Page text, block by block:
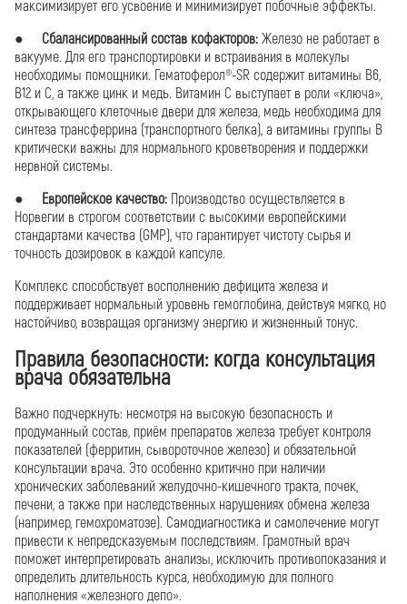
максимизирует его усвоение и минимизирует побочные эффекты.
● Сбалансированный состав кофакторов: Железо не работает в
вакууме. Для его транспортировки и встраивания в молекулы
необходимы помощники. Гематоферол®-SR содержит витамины В6,
В12 и С, а также цинк и медь. Витамин С выступает в роли «ключа»,
открывающего клеточные двери для железа, медь необходима для
синтеза трансферрина (транспортного белка), а витамины группы В
критически важны для нормального кроветворения и поддержки
нервной системы.
● Европейское качество: Производство осуществляется в
Норвегии в строгом соответствии с высокими европейскими
стандартами качества (GMP), что гарантирует чистоту сырья и
точность дозировок в каждой капсуле.
Комплекс способствует восполнению дефицита железа и
поддерживает нормальный уровень гемоглобина, действуя мягко, но
настойчиво, возвращая организму энергию и жизненный тонус.
Правила безопасности: когда консультация
врача обязательна
Важно подчеркнуть: несмотря на высокую безопасность и
продуманный состав, приём препаратов железа требует контроля
показателей (ферритин, сывороточное железо) и обязательной
консультации врача. Это особенно критично при наличии
хронических заболеваний желудочно-кишечного тракта, почек,
печени, а также при наследственных нарушениях обмена железа
(например, гемохроматозе). Самодиагностика и самолечение могут
привести к непредсказуемым последствиям. Грамотный врач
поможет интерпретировать анализы, исключить противопоказания и
определить длительность курса, необходимую для полного
наполнения «железного депо».